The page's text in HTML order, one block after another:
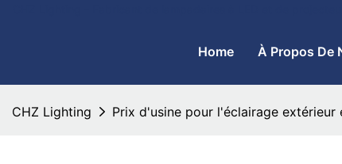
Home À Propos De
CHZ Lighting Prix ​​d'usine pour l'éclairage extérieur